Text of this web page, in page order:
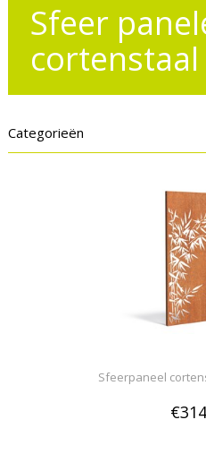
Sfeer
cortenstaal
Categorieën
Sfeerpaneel